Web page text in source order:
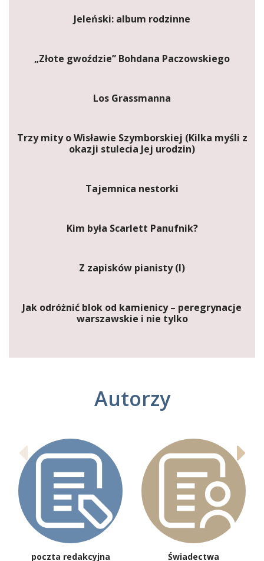
Jeleński: album rodzinne
„Złote gwoździe” Bohdana Paczowskiego
Los Grassmanna
Trzy mity o Wisławie Szymborskiej (Kilka myśli z
okazji stulecia Jej urodzin)
Tajemnica nestorki
Kim była Scarlett Panufnik?
Z zapisków pianisty (I)
Jak odróżnić blok od kamienicy – peregrynacje
warszawskie i nie tylko
Autorzy
poczta redakcyjna Świadectwa